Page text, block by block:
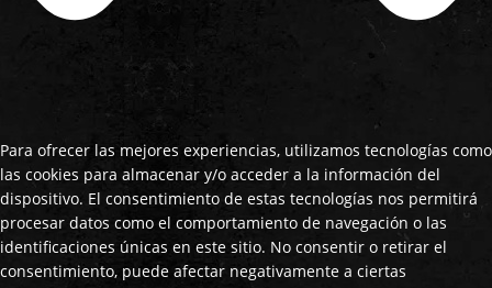
Para ofrecer las mejores experiencias, utilizamos tecnologías como
las cookies para almacenar y/o acceder a la información del
dispositivo. El consentimiento de estas tecnologías nos permitirá
procesar datos como el comportamiento de navegación o las
identificaciones únicas en este sitio. No consentir o retirar el
consentimiento, puede afectar negativamente a ciertas